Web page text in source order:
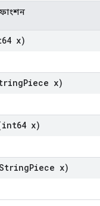
ফাংশন
x)
Piece x)
x)
Piece x)